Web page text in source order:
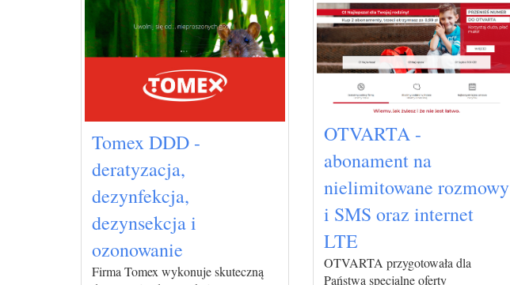
Tomex DDD -
deratyzacja,
dezynfekcja,
dezynsekcja i
ozonowanie
Firma Tomex wykonuje skuteczną
OTVARTA -
abonament na
nielimitowane rozmowy
i SMS oraz internet
LTE
OTVARTA przygotowała dla
Państwa specjalne oferty